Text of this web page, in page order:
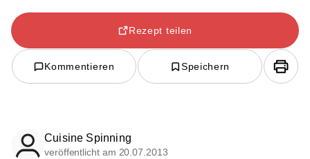
Rezept teilen
Kommentieren Speichern
Cuisine Spinning
veröffentlicht am 20.07.2013